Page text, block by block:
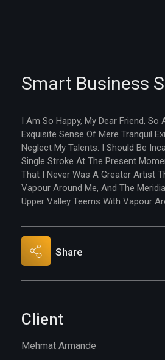
Smart Business
I Am So Happy, My Dear Friend, So
Exquisite Sense Of Mere Tranquil
Neglect My Talents. I Should Be
Single Stroke At The Present
That I Never Was A Greater Artist
Vapour Around Me, And The
Upper Valley Teems With Vapour
Share
Client
Mehmat Armande